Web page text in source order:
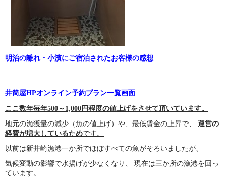
明治の離れ・小濱にご宿泊されたお客様の感想
井筒屋HPオンライン予約プラン一覧画面
ここ数年毎年500～1,000円程度の値上げをさせて頂いています。
地元の漁獲量の減少（魚の値上げ）や、最低賃金の上昇で、
運営の
経費が増大しているためです。
以前は新井崎漁港一か所でほぼすべての魚がそろいましたが、
気候変動の影響で水揚げが少なくなり、
現在は三か所の漁港を回っ
ています。